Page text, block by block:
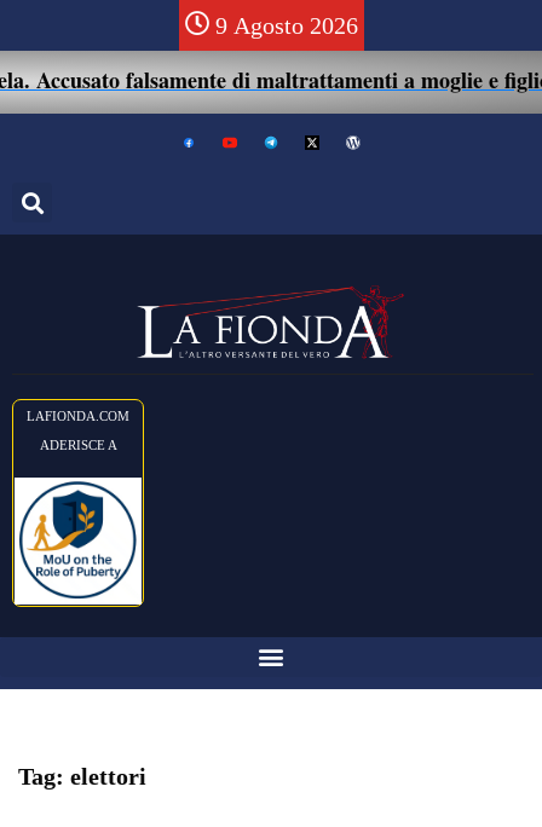
9 Agosto 2026
falsamente di maltrattamenti a moglie e figlio:
LAFIONDA.COM
ADERISCE A
Tag: elettori